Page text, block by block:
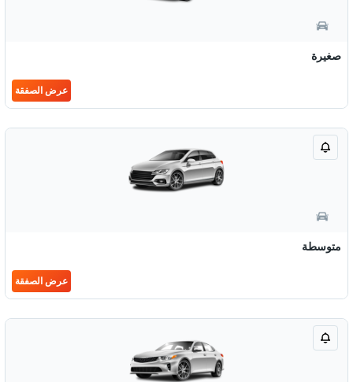
صغيرة
عرض الصفقة
متوسطة
عرض الصفقة